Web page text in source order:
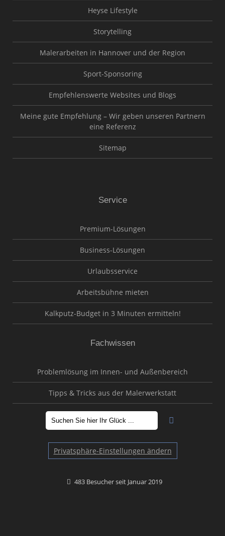
Heyse Lifestyle
Storytelling
Malerarbeiten in Hannover und der Region
Sport-Sponsoring
Empfehlenswerte Websites und Blogs
Meine gute Empfehlung – Wir geben unseren Partnern
eine Referenz
Sitemap
Service
Premium-Lösungen
Business-Lösungen
Urlaubsservice
Arbeitsbühne mieten
Kalkputz-Budget in 3 Minuten ermitteln!
Fachwissen
Problemlösung im Innen- und Außenbereich
Tipps & Tricks aus der Malerwerkstatt
Privatsphäre-Einstellungen ändern
483 Besucher seit Januar 2019